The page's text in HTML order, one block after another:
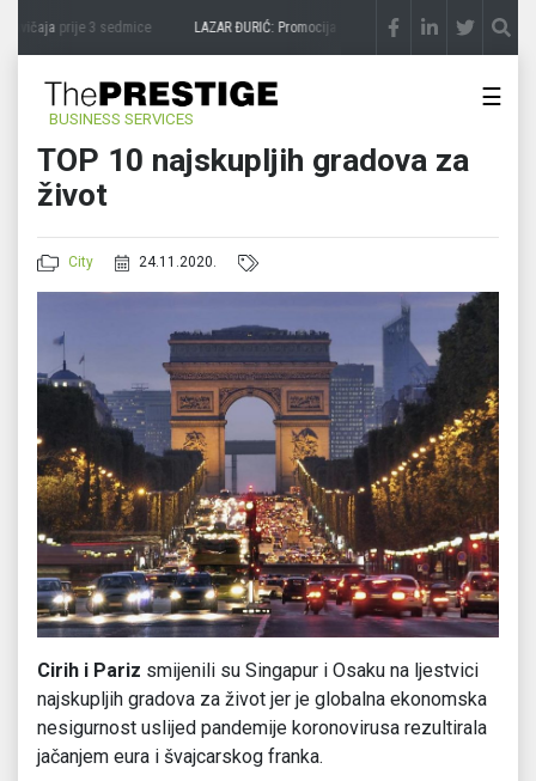
prije 3 sedmice LAZAR ĐURIĆ: Promocija potencijal pretvara u destinaciju
BUSINESS SERVICES
☰
TOP 10 najskupljih gradova za
život
City 24.11.2020.
Cirih i Pariz smijenili su Singapur i Osaku na ljestvici
najskupljih gradova za život jer je globalna ekonomska
nesigurnost uslijed pandemije koronovirusa rezultirala
jačanjem eura i švajcarskog franka.